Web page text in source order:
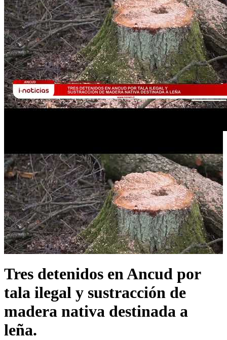
Tres detenidos en Ancud por
tala ilegal y sustracción de
madera nativa destinada a
leña.